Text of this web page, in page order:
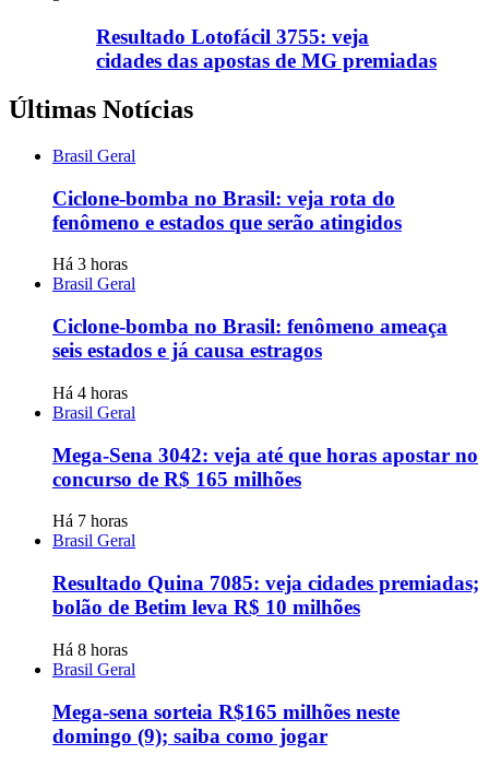
Resultado Lotofácil 3755: veja
cidades das apostas de MG premiadas
Últimas Notícias
Brasil Geral
Ciclone-bomba no Brasil: veja rota do
fenômeno e estados que serão atingidos
Há 3 horas
Brasil Geral
Ciclone-bomba no Brasil: fenômeno ameaça
seis estados e já causa estragos
Há 4 horas
Brasil Geral
Mega-Sena 3042: veja até que horas apostar no
concurso de R$ 165 milhões
Há 7 horas
Brasil Geral
Resultado Quina 7085: veja cidades premiadas;
bolão de Betim leva R$ 10 milhões
Há 8 horas
Brasil Geral
Mega-sena sorteia R$165 milhões neste
domingo (9); saiba como jogar